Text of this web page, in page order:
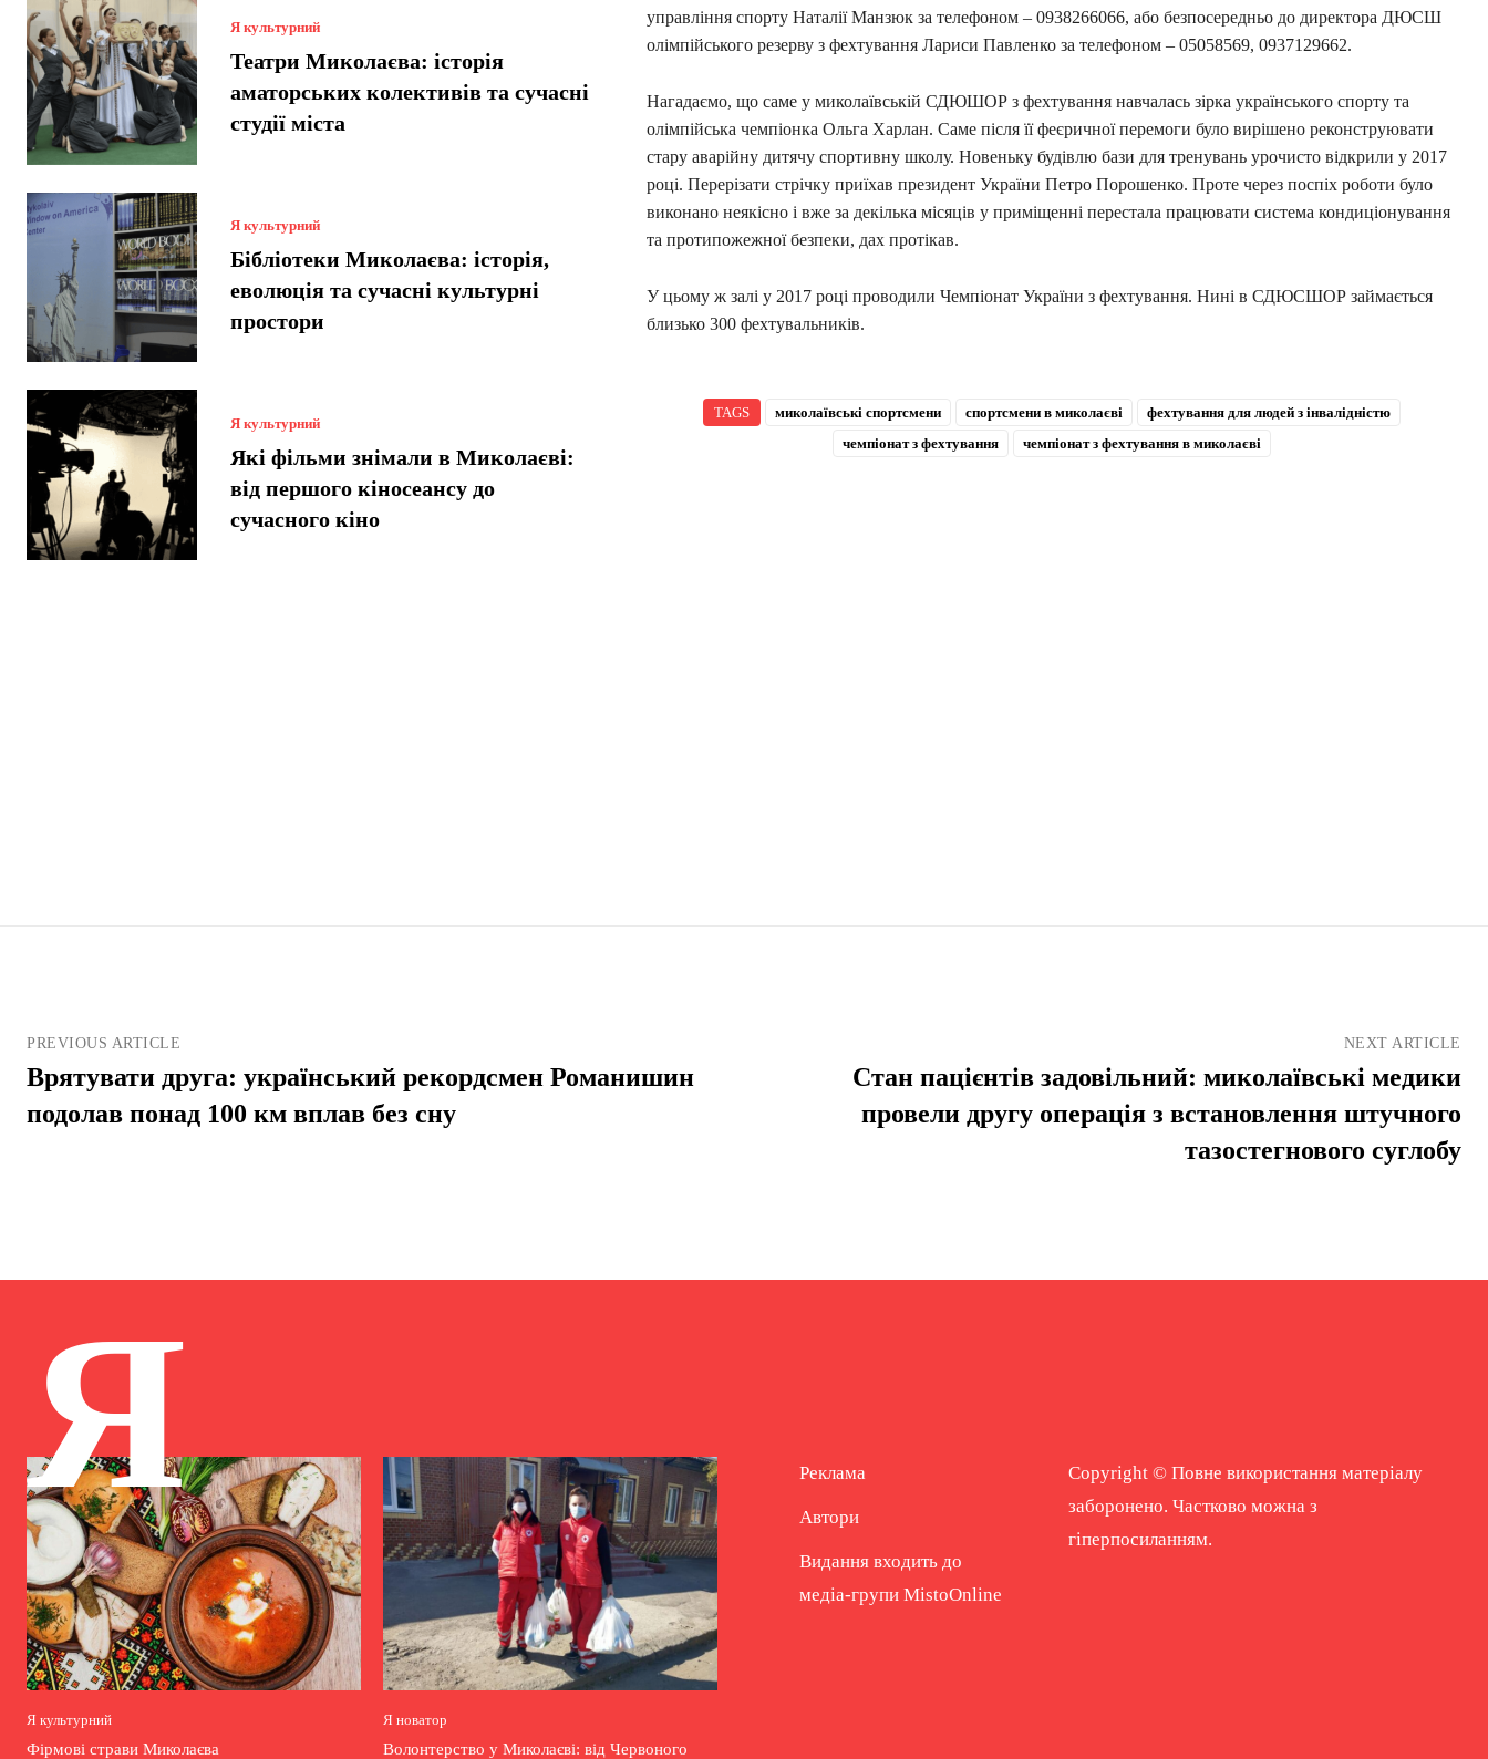
Я культурний
Театри Миколаєва: історія
аматорських колективів та сучасні
студії міста
Я культурний
Бібліотеки Миколаєва: історія,
еволюція та сучасні культурні
простори
Я культурний
Які фільми знімали в Миколаєві:
від першого кіносеансу до
сучасного кіно
управління спорту Наталії Манзюк за телефоном – 0938266066, або безпосередньо до директора ДЮСШ
олімпійського резерву з фехтування Лариси Павленко за телефоном – 05058569, 0937129662.
Нагадаємо, що саме у миколаївській СДЮШОР з фехтування навчалась зірка українського спорту та
олімпійська чемпіонка Ольга Харлан. Саме після її феєричної перемоги було вирішено реконструювати
стару аварійну дитячу спортивну школу. Новеньку будівлю бази для тренувань урочисто відкрили у 2017
році. Перерізати стрічку приїхав президент України Петро Порошенко. Проте через поспіх роботи було
виконано неякісно і вже за декілька місяців у приміщенні перестала працювати система кондиціонування
та протипожежної безпеки, дах протікав.
У цьому ж залі у 2017 році проводили Чемпіонат України з фехтування. Нині в СДЮСШОР займається
близько 300 фехтувальників.
TAGS миколаївські спортсмени спортсмени в миколаєві
фехтування для людей з інвалідністю
чемпіонат з фехтування
чемпіонат з фехтування в миколаєві
PREVIOUS ARTICLE
Врятувати друга: український рекордсмен Романишин
подолав понад 100 км вплав без сну
NEXT ARTICLE
Стан пацієнтів задовільний: миколаївські медики
провели другу операція з встановлення штучного
тазостегнового суглобу
Я
Я культурний
Фірмові страви Миколаєва
Я новатор
Волонтерство у Миколаєві: від Червоного
Реклама
Автори
Видання входить до
медіа-групи MistoOnline
Copyright © Повне використання матеріалу
заборонено. Частково можна з
гіперпосиланням.